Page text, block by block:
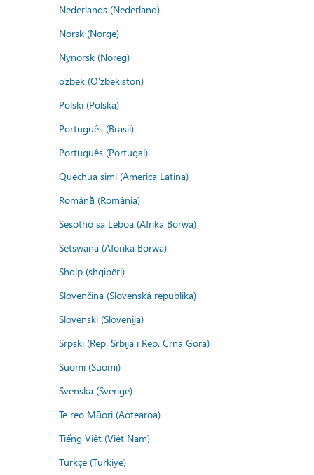
Nederlands (Nederland)
Norsk (Norge)
Nynorsk (Noreg)
o'zbek (O'zbekiston)
Polski (Polska)
Português (Brasil)
Português (Portugal)
Quechua simi (America Latina)
Română (România)
Sesotho sa Leboa (Afrika Borwa)
Setswana (Aforika Borwa)
Shqip (shqipëri)
Slovenčina (Slovenská republika)
Slovenski (Slovenija)
Srpski (Rep. Srbija i Rep. Crna Gora)
Suomi (Suomi)
Svenska (Sverige)
Te reo Māori (Aotearoa)
Tiếng Việt (Việt Nam)
Türkçe (Türkiye)